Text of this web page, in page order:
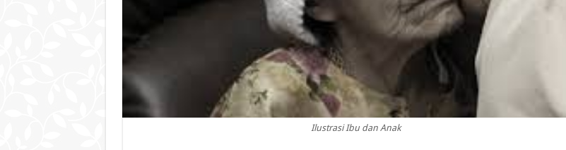
Ilustrasi Ibu dan Anak